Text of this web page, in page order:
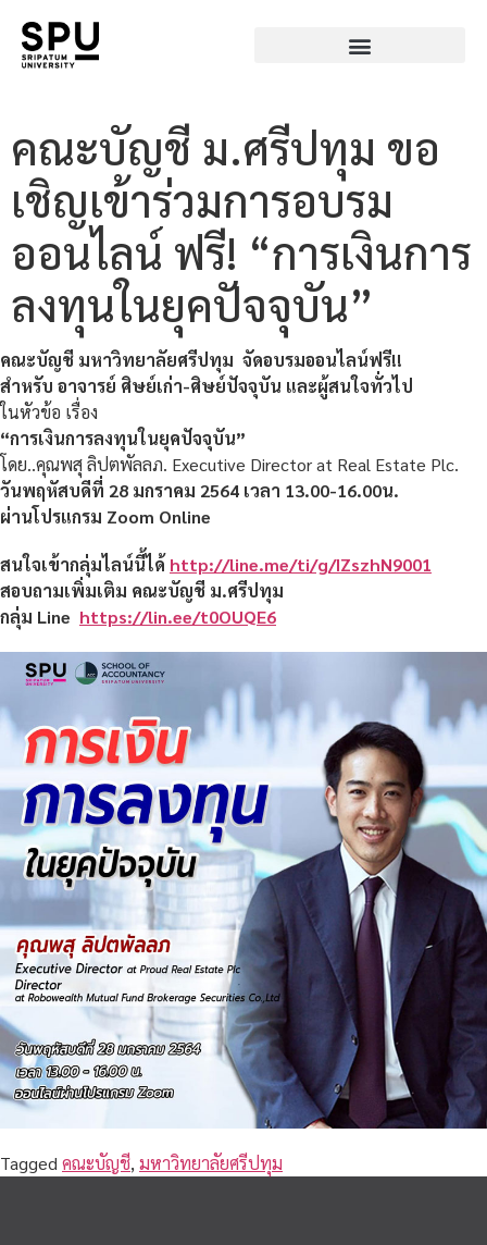
คณะบัญชี ม.ศรีปทุม ขอ
เชิญเข้าร่วมการอบรม
ออนไลน์ ฟรี! “การเงินการ
ลงทุนในยุคปัจจุบัน”
คณะบัญชี มหาวิทยาลัยศรีปทุม จัดอบรมออนไลน์ฟรี!!
สำหรับ อาจารย์ ศิษย์เก่า-ศิษย์ปัจจุบัน และผู้สนใจทั่วไป
ในหัวข้อ เรื่อง
“การเงินการลงทุนในยุคปัจจุบัน”
โดย..คุณพสุ ลิปตพัลลภ. Executive Director at Real Estate Plc.
วันพฤหัสบดีที่ 28 มกราคม 2564 เวลา 13.00-16.00น.
ผ่านโปรแกรม Zoom Online
สนใจเข้ากลุ่มไลน์นี้ได้ http://line.me/ti/g/IZszhN9001
สอบถามเพิ่มเติม คณะบัญชี ม.ศรีปทุม
กลุ่ม Line https://lin.ee/t0OUQE6
Tagged คณะบัญชี, มหาวิทยาลัยศรีปทุม